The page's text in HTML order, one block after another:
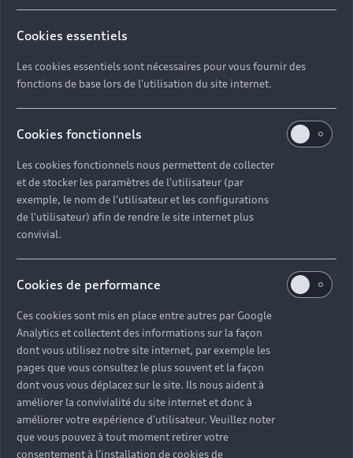
prix
Driven by Art
Audi Sport
Audi quattro
Nous Contacter
Politique des cookies
Paramètres des cookies
Label pneumatique UE
d'émission spécifiées ont été déterminées
conformément aux procédures de mesure prescrites par
la loi. Depuis le 1er septembre 2017, certains véhicules
neufs sont déjà en cours de réception selon la
procédure d'essai mondiale harmonisée pour les
véhicules légers (WLTP), une procédure d'essai plus
réaliste pour mesurer la consommation de carburant et
les émissions de CO2. À partir du 1er septembre 2018,
le nouveau cycle de conduite européen (NEDC) sera
remplacé par le WLTP par étapes. En raison des
conditions d'essai plus réalistes, la consommation de
Cookies essentiels
Les cookies essentiels sont nécessaires pour vous fournir des
fonctions de base lors de l'utilisation du site internet.
Cookies fonctionnels
Les cookies fonctionnels nous permettent de collecter
et de stocker les paramètres de l'utilisateur (par
exemple, le nom de l'utilisateur et les configurations
de l'utilisateur) afin de rendre le site internet plus
convivial.
Cookies de performance
Ces cookies sont mis en place entre autres par Google
Analytics et collectent des informations sur la façon
dont vous utilisez notre site internet, par exemple les
pages que vous consultez le plus souvent et la façon
dont vous vous déplacez sur le site. Ils nous aident à
améliorer la convivialité du site internet et donc à
améliorer votre expérience d'utilisateur. Veuillez noter
que vous pouvez à tout moment retirer votre
consentement à l'installation de cookies de